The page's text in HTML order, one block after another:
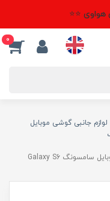
⭐⭐
0
لوازم جانبی گوشی موبایل
کاور یوسمز مدل Pri-01 مناسب برای گوشی موبایل سامسونگ Galaxy S6